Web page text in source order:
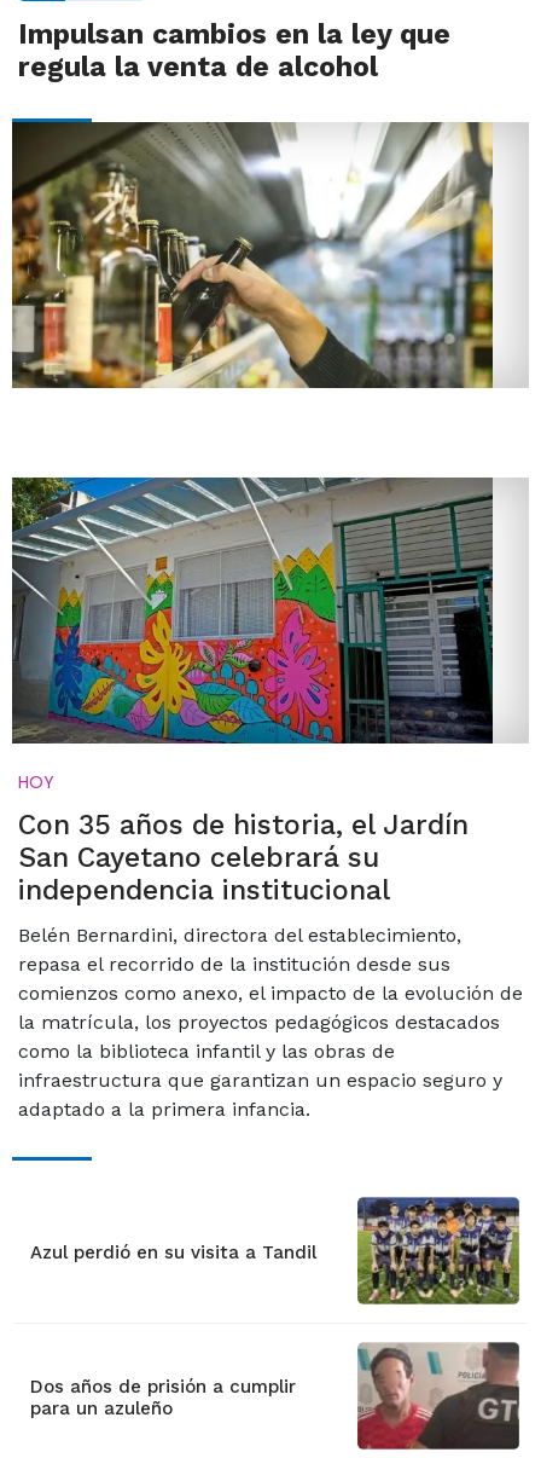
Impulsan cambios en la ley que
regula la venta de alcohol
HOY
Con 35 años de historia, el Jardín
San Cayetano celebrará su
independencia institucional
Belén Bernardini, directora del establecimiento,
repasa el recorrido de la institución desde sus
comienzos como anexo, el impacto de la evolución de
la matrícula, los proyectos pedagógicos destacados
como la biblioteca infantil y las obras de
infraestructura que garantizan un espacio seguro y
adaptado a la primera infancia.
Azul perdió en su visita a Tandil
Dos años de prisión a cumplir
para un azuleño